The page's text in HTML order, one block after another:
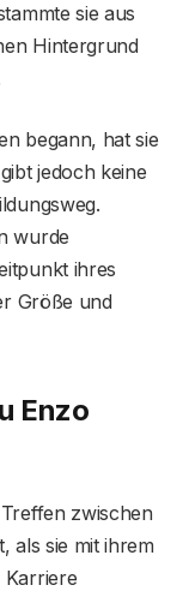
sie aus
Hintergrund
begann, hat sie
jedoch keine
wurde
ihres
Größe und
Enzo
zwischen
als sie mit ihrem
Karriere